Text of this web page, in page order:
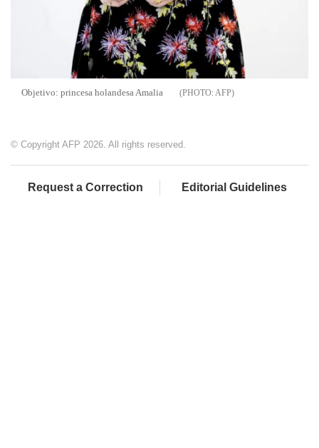
Objetivo: princesa holandesa Amalia AFP
© Copyright AFP 2026. All rights reserved.
Request a Correction Editorial Guidelines